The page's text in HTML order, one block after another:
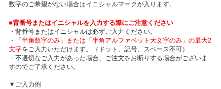
数字のご希望がない場合はイニシャルマークが入ります。
■背番号またはイニシャルを入力する際にご注意ください
・背番号またはイニシャルは必ずご入力ください。
・
「半角数字のみ」または「半角アルファベット大文字のみ」の最大2
文字をご入力いただけます。（ドット、記号、スペース不可）
・不適切なご入力があった場合、ご注文をお断りする場合がございま
すのでご了承ください。
▼ご入力例